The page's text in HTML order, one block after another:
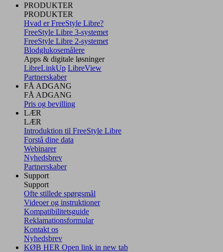
PRODUKTER
PRODUKTER
Hvad er FreeStyle Libre?
FreeStyle Libre 3-systemet
FreeStyle Libre 2-systemet
Blodglukosemålere
Apps & digitale løsninger
LibreLinkUp LibreView
Partnerskaber
FÅ ADGANG
FÅ ADGANG
Pris og bevilling
LÆR
LÆR
Introduktion til FreeStyle Libre
Forstå dine data
Webinarer
Nyhedsbrev
Partnerskaber
Support
Support
Ofte stillede spørgsmål
Videoer og instruktioner
Kompatibilitetsguide
Reklamationsformular
Kontakt os
Nyhedsbrev
KØB HER Open link in new tab